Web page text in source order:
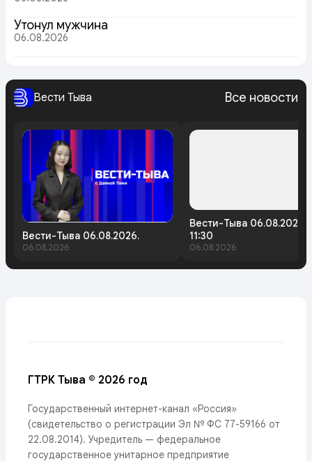
Утонул мужчина
06.08.2026
Вести Тыва Все новости
Вести-Тыва 06.08.2026.
06.08.2026
Вести-Тыва 06.08.2026.
11:30
06.08.2026
ГТРК Тыва © 2026 год
Государственный интернет-канал «Россия»
(свидетельство о регистрации Эл № ФС 77-59166 от
22.08.2014). Учредитель — федеральное
государственное унитарное предприятие